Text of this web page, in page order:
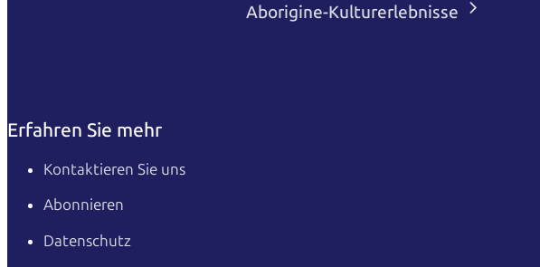
Aborigine-Kulturerlebnisse
Erfahren Sie mehr
Kontaktieren Sie uns
Abonnieren
Datenschutz